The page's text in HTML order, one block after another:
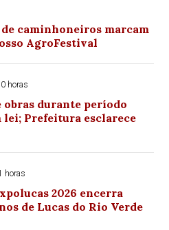
caminhoneiros marcam
AgroFestival
horas
obras durante período
Prefeitura esclarece
horas
2026 encerra
de Lucas do Rio Verde